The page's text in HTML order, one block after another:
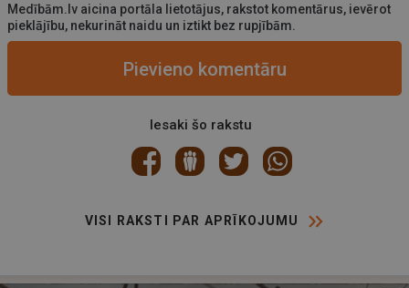
Medībām.lv aicina portāla lietotājus, rakstot komentārus, ievērot
pieklājību, nekurināt naidu un iztikt bez rupjībām.
Pievieno komentāru
Iesaki šo rakstu
VISI RAKSTI PAR APRĪKOJUMU